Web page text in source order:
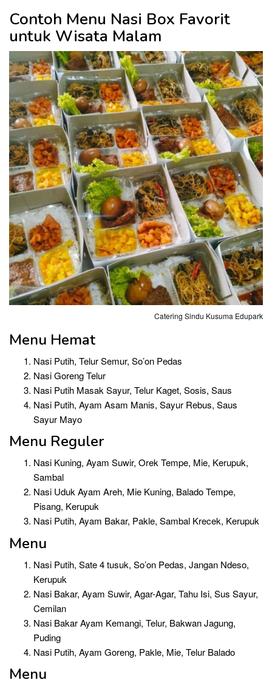
Contoh Menu Nasi Box Favorit
untuk Wisata Malam
Catering Sindu Kusuma Edupark
Menu Hemat
Nasi Putih, Telur Semur, So’on Pedas
Nasi Goreng Telur
Nasi Putih Masak Sayur, Telur Kaget, Sosis, Saus
Nasi Putih, Ayam Asam Manis, Sayur Rebus, Saus
Sayur Mayo
Menu Reguler
Nasi Kuning, Ayam Suwir, Orek Tempe, Mie, Kerupuk,
Sambal
Nasi Uduk Ayam Areh, Mie Kuning, Balado Tempe,
Pisang, Kerupuk
Nasi Putih, Ayam Bakar, Pakle, Sambal Krecek, Kerupuk
Menu
Nasi Putih, Sate 4 tusuk, So’on Pedas, Jangan Ndeso,
Kerupuk
Nasi Bakar, Ayam Suwir, Agar-Agar, Tahu Isi, Sus Sayur,
Cemilan
Nasi Bakar Ayam Kemangi, Telur, Bakwan Jagung,
Puding
Nasi Putih, Ayam Goreng, Pakle, Mie, Telur Balado
Menu